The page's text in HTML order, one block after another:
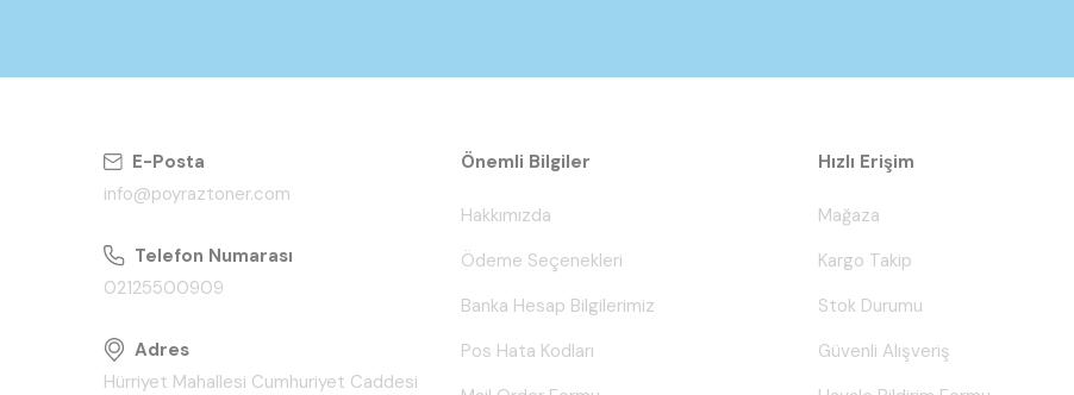
E-Posta
info@poyraztoner.com
Telefon Numarası
02125500909
Adres
Hürriyet Mahallesi Cumhuriyet Caddesi
Önemli Bilgiler
Hakkımızda
Ödeme Seçenekleri
Banka Hesap Bilgilerimiz
Pos Hata Kodları
Hızlı Erişim
Mağaza
Kargo Takip
Stok Durumu
Güvenli Alışveriş